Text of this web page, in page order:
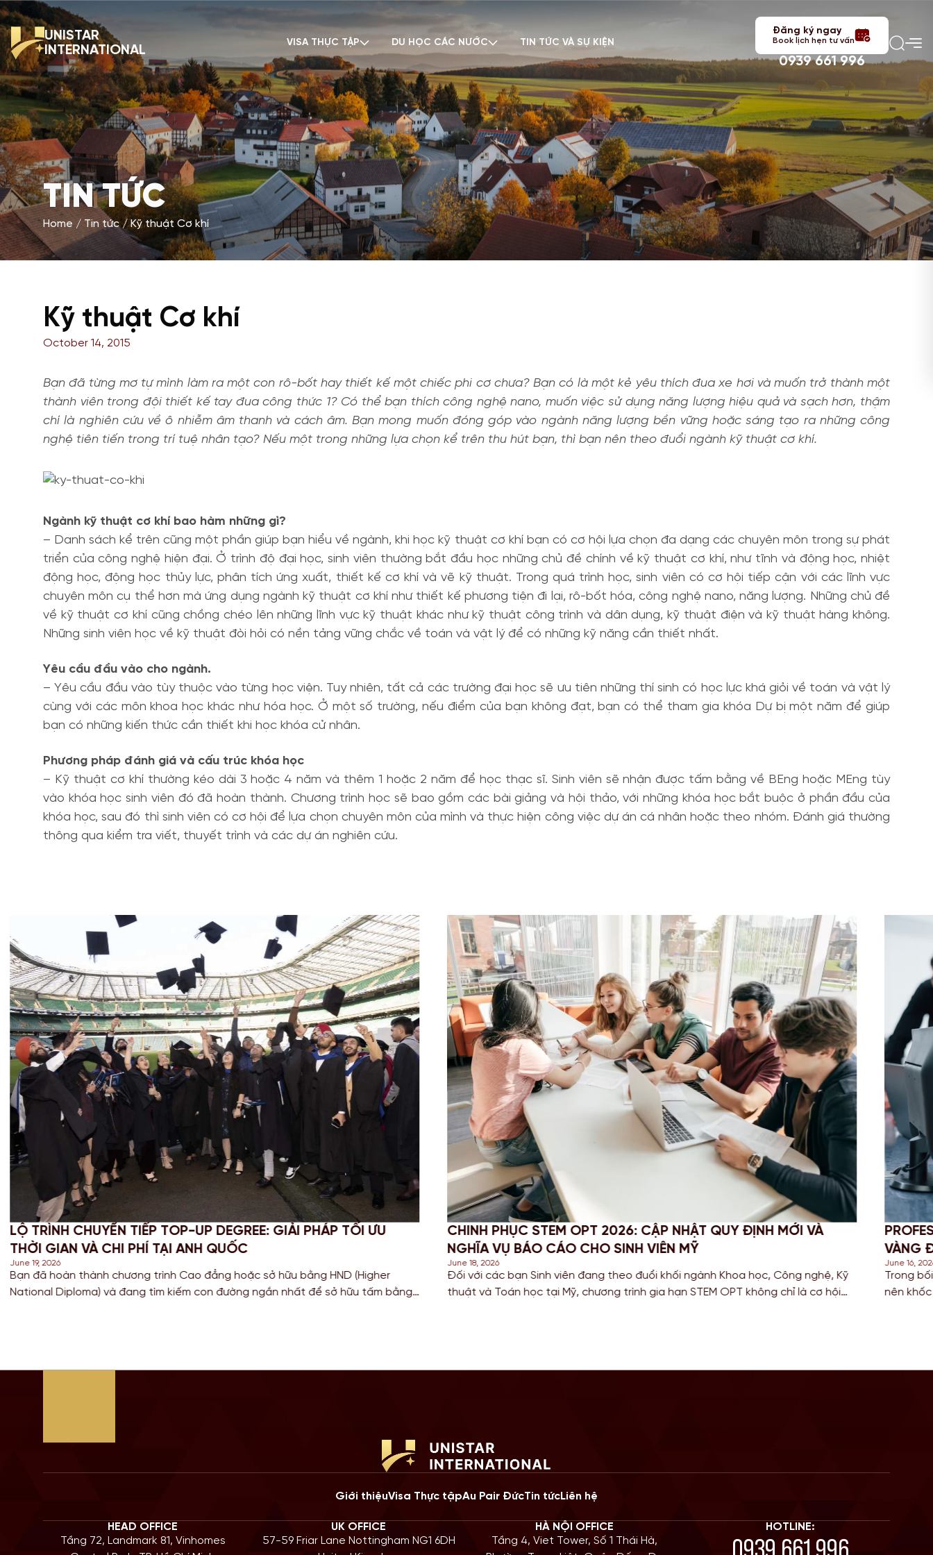
UNISTAR
INTERNATIONAL
VISA THỰC TẬP DU HỌC CÁC NƯỚC TIN TỨC VÀ SỰ KIỆN
Đăng ký ngay
Book lịch hẹn tư vấn
0939 661 996
TIN TỨC
Home Tin tức Kỹ thuật Cơ khí
Kỹ thuật Cơ khí
October 14, 2015
Bạn đã từng mơ tự mình làm ra một con rô-bốt hay thiết kế một chiếc phi cơ chưa? Bạn có là một kẻ yêu thích đua xe hơi và muốn trở thành một
thành viên trong đội thiết kế tay đua công thức 1? Có thể bạn thích công nghệ nano, muốn việc sử dụng năng lượng hiệu quả và sạch hơn, thậm
chí là nghiên cứu về ô nhiễm âm thanh và cách âm. Bạn mong muốn đóng góp vào ngành năng lượng bền vững hoặc sáng tạo ra những công
nghệ tiên tiến trong trí tuệ nhân tạo? Nếu một trong những lựa chọn kể trên thu hút bạn, thì bạn nên theo đuổi ngành kỹ thuật cơ khí.
Ngành kỹ thuật cơ khí bao hàm những gì?
– Danh sách kể trên cũng một phần giúp bạn hiểu về ngành, khi học kỹ thuật cơ khí bạn có cơ hội lựa chọn đa dạng các chuyên môn trong sự phát
triển của công nghệ hiện đại. Ở trình độ đại học, sinh viên thường bắt đầu học những chủ đề chính về kỹ thuật cơ khí, như tĩnh và động học, nhiệt
động học, động học thủy lực, phân tích ứng xuất, thiết kế cơ khí và vẽ kỹ thuật. Trong quá trình học, sinh viên có cơ hội tiếp cận với các lĩnh vực
chuyên môn cụ thể hơn mà ứng dụng ngành kỹ thuật cơ khí như thiết kế phương tiện đi lại, rô-bốt hóa, công nghệ nano, năng lượng. Những chủ đề
về kỹ thuật cơ khí cũng chồng chéo lên những lĩnh vực kỹ thuật khác như kỹ thuật công trình và dân dụng, kỹ thuật điện và kỹ thuật hàng không.
Những sinh viên học về kỹ thuật đòi hỏi có nền tảng vững chắc về toán và vật lý để có những kỹ năng cần thiết nhất.
Yêu cầu đầu vào cho ngành.
– Yêu cầu đầu vào tùy thuộc vào từng học viện. Tuy nhiên, tất cả các trường đại học sẽ ưu tiên những thí sinh có học lực khá giỏi về toán và vật lý
cùng với các môn khoa học khác như hóa học. Ở một số trường, nếu điểm của bạn không đạt, bạn có thể tham gia khóa Dự bị một năm để giúp
bạn có những kiến thức cần thiết khi học khóa cử nhân.
Phương pháp đánh giá và cấu trúc khóa học
– Kỹ thuật cơ khí thường kéo dài 3 hoặc 4 năm và thêm 1 hoặc 2 năm để học thạc sĩ. Sinh viên sẽ nhận được tấm bằng về BEng hoặc MEng tùy
vào khóa học sinh viên đó đã hoàn thành. Chương trình học sẽ bao gồm các bài giảng và hội thảo, với những khóa học bắt buộc ở phần đầu của
khóa học, sau đó thì sinh viên có cơ hội để lựa chọn chuyên môn của mình và thực hiện công việc dự án cá nhân hoặc theo nhóm. Đánh giá thường
thông qua kiểm tra viết, thuyết trình và các dự án nghiên cứu.
UP DEGREE: GIẢI PHÁP TỐI ƯU
QUỐC
đẳng hoặc sở hữu bằng HND (Higher
con đường ngắn nhất để sở hữu tấm bằng
CHINH PHỤC STEM OPT 2026: CẬP NHẬT QUY ĐỊNH MỚI VÀ
NGHĨA VỤ BÁO CÁO CHO SINH VIÊN MỸ
Đối với các bạn Sinh viên đang theo đuổi khối ngành Khoa học, Công nghệ, Kỹ
thuật và Toán học tại Mỹ, chương trình gia hạn STEM OPT không chỉ là cơ hội
PROFESSIONAL YEAR (PY) LÀ GÌ?
VÀNG ĐỂ CỘNG ĐIỂM ĐỊNH CƯ ÚC
Trong bối cảnh cuộc đua giành tấm thẻ
nên khốc liệt vào năm 2026, các bạn Sinh
Giới thiệuVisa Thực tậpAu Pair ĐứcTin tứcLiên hệ
HEAD OFFICE
Tầng 72, Landmark 81, Vinhomes
UK OFFICE
57-59 Friar Lane Nottingham NG1 6DH
HÀ NỘI OFFICE
Tầng 4, Viet Tower, Số 1 Thái Hà,
HOTLINE: